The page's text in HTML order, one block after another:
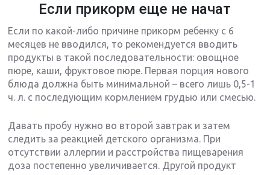
Если прикорм еще не начат
Если по какой-либо причине прикорм ребенку с 6
месяцев не вводился, то рекомендуется вводить
продукты в такой последовательности: овощное
пюре, каши, фруктовое пюре. Первая порция нового
блюда должна быть минимальной – всего лишь 0,5-1
ч. л. с последующим кормлением грудью или смесью.
Давать пробу нужно во второй завтрак и затем
следить за реакцией детского организма. При
отсутствии аллергии и расстройства пищеварения
доза постепенно увеличивается. Другой продукт